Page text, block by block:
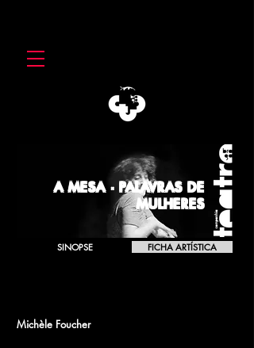
SINOPSE FICHA ARTÍSTICA
A MESA · PALAVRAS DE
MULHERES
Michèle Foucher